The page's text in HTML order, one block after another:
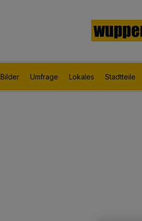
Bilder Umfrage Lokales Stadtteile